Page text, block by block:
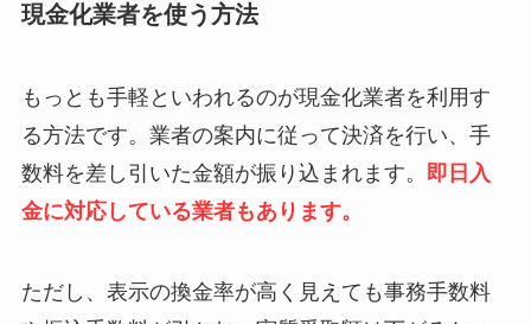
現金化業者を使う方法
もっとも手軽といわれるのが現金化業者を利用す
る方法です。業者の案内に従って決済を行い、手
数料を差し引いた金額が振り込まれます。 即日入
金に対応している業者もあります。
ただし、表示の換金率が高く見えても事務手数料